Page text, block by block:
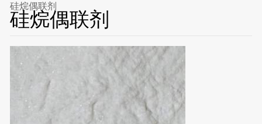
硅烷偶联剂
硅烷偶联剂